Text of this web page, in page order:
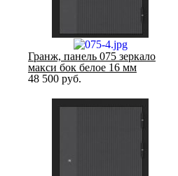
Гранж, панель 075 зеркало
макси бок белое 16 мм
48 500 руб.